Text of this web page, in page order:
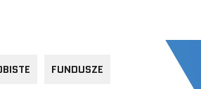
FUNDUSZE